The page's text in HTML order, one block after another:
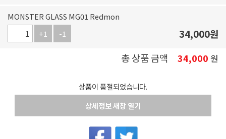
MONSTER GLASS MG01 Redmon
+1
-1 34,000원
총 상품 금액
34,000 원
상품이 품절되었습니다.
상세정보 새창 열기